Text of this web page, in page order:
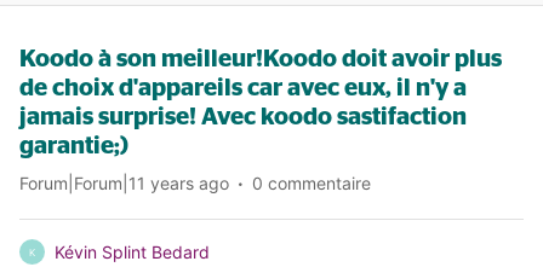
Koodo à son meilleur!Koodo doit avoir plus
de choix d'appareils car avec eux, il n'y a
jamais surprise! Avec koodo sastifaction
garantie;)
Forum|Forum|11 years ago 0 commentaire
K Kévin Splint Bedard